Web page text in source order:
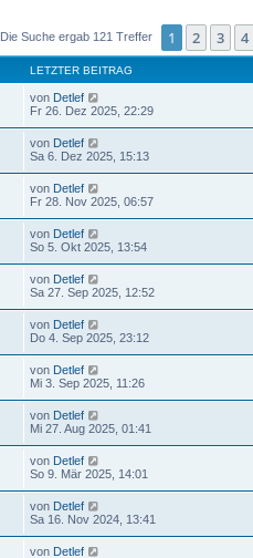
Die Suche ergab 121 Treffer 1 2 3 4
LETZTER BEITRAG
von Detlef
Fr 26. Dez 2025, 22:29
von Detlef
Sa 6. Dez 2025, 15:13
von Detlef
Fr 28. Nov 2025, 06:57
von Detlef
So 5. Okt 2025, 13:54
von Detlef
Sa 27. Sep 2025, 12:52
von Detlef
Do 4. Sep 2025, 23:12
von Detlef
Mi 3. Sep 2025, 11:26
von Detlef
Mi 27. Aug 2025, 01:41
von Detlef
So 9. Mär 2025, 14:01
von Detlef
Sa 16. Nov 2024, 13:41
von Detlef